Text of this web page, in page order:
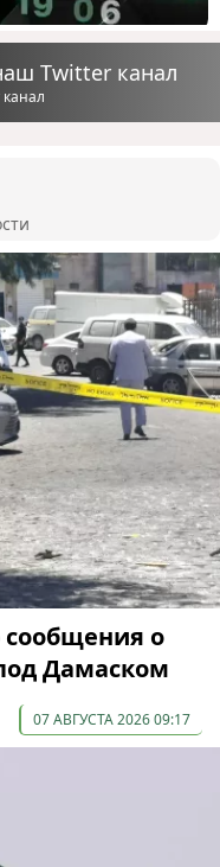
Twitter канал
о
Дамаском
07 АВГУСТА 2026 09:17